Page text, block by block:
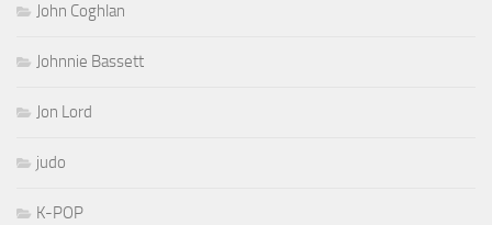
John Coghlan
Johnnie Bassett
Jon Lord
judo
K-POP